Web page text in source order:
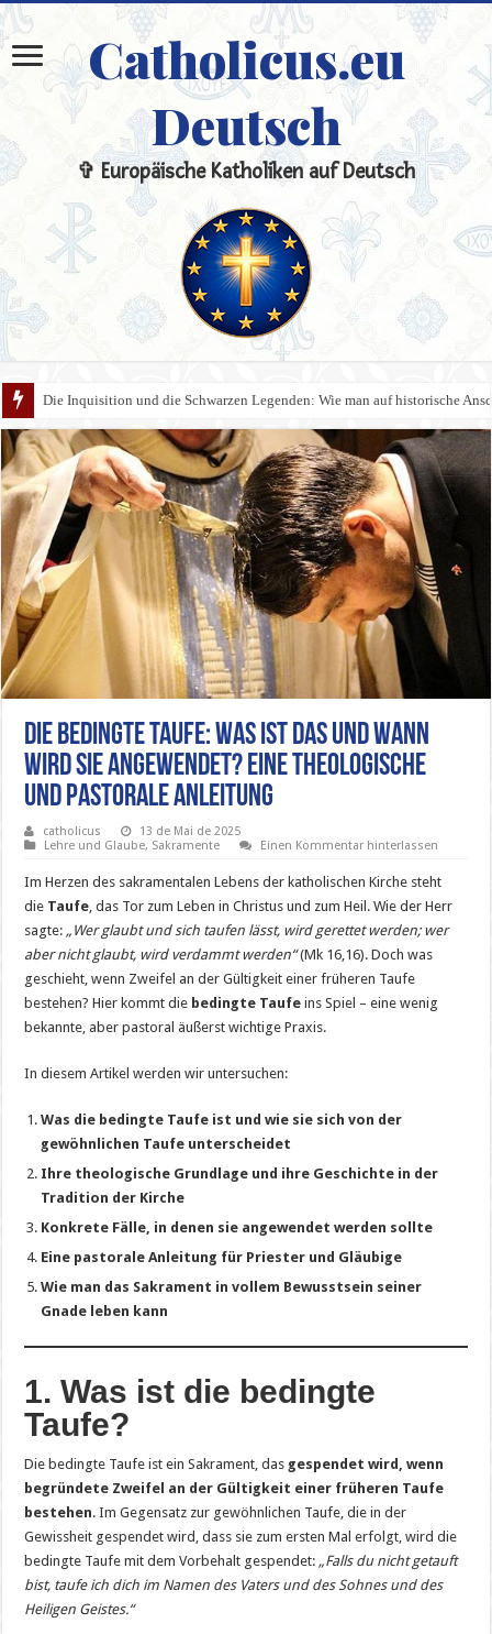
Catholicus.eu
Deutsch
✞ Europäische Katholiken auf Deutsch
Die Inquisition und die Schwarzen Legenden: Wie man auf historische
Die bedingte Taufe: Was ist das und wann
wird sie angewendet? Eine theologische
und pastorale Anleitung
catholicus
13 de Mai de 2025
Lehre und Glaube, Sakramente Einen Kommentar hinterlassen
Im Herzen des sakramentalen Lebens der katholischen Kirche steht
die Taufe, das Tor zum Leben in Christus und zum Heil. Wie der Herr
sagte: „Wer glaubt und sich taufen lässt, wird gerettet werden; wer
aber nicht glaubt, wird verdammt werden“(Mk 16,16). Doch was
geschieht, wenn Zweifel an der Gültigkeit einer früheren Taufe
bestehen? Hier kommt die bedingte Taufe ins Spiel – eine wenig
bekannte, aber pastoral äußerst wichtige Praxis.
In diesem Artikel werden wir untersuchen:
Was die bedingte Taufe ist und wie sie sich von der
gewöhnlichen Taufe unterscheidet
Ihre theologische Grundlage und ihre Geschichte in der
Tradition der Kirche
Konkrete Fälle, in denen sie angewendet werden sollte
Eine pastorale Anleitung für Priester und Gläubige
Wie man das Sakrament in vollem Bewusstsein seiner
Gnade leben kann
1. Was ist die bedingte
Taufe?
Die bedingte Taufe ist ein Sakrament, das gespendet wird, wenn
begründete Zweifel an der Gültigkeit einer früheren Taufe
bestehen. Im Gegensatz zur gewöhnlichen Taufe, die in der
Gewissheit gespendet wird, dass sie zum ersten Mal erfolgt, wird die
bedingte Taufe mit dem Vorbehalt gespendet: „Falls du nicht getauft
bist, taufe ich dich im Namen des Vaters und des Sohnes und des
Heiligen Geistes.“